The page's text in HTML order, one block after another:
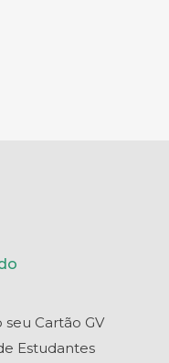
Cartão GV
Estudantes